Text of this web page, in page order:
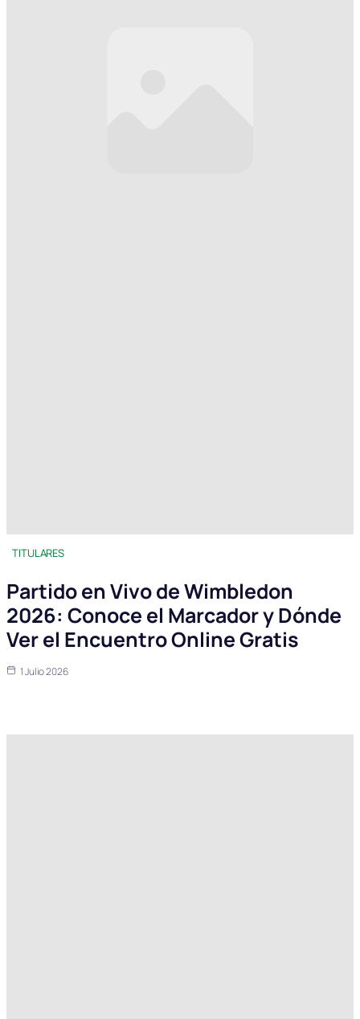
TITULARES
Partido en Vivo de Wimbledon
2026: Conoce el Marcador y Dónde
Ver el Encuentro Online Gratis
1 Julio 2026